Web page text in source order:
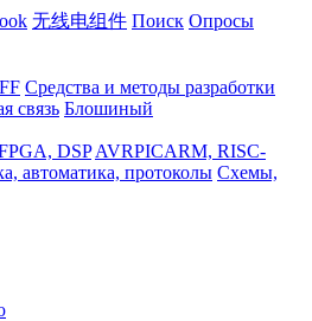
无线电组件 Поиск Опросы
Средства и методы разработки
связь Блошиный
DSP AVRPICARM, RISC-
автоматика, протоколы Схемы,